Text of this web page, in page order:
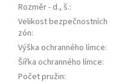
Rozměr - d., š.:
Velikost bezpečnostních
zón:
Výška ochranného límce:
Šířka ochranného límce:
Počet pružin: